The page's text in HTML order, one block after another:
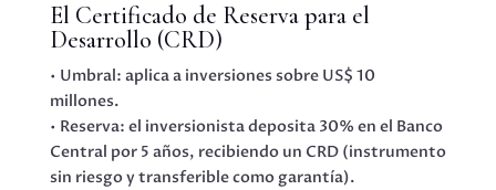
El Certificado de Reserva para el
Desarrollo (CRD)
• Umbral: aplica a inversiones sobre US$ 10
millones.
• Reserva: el inversionista deposita 30% en el Banco
Central por 5 años, recibiendo un CRD (instrumento
sin riesgo y transferible como garantía).